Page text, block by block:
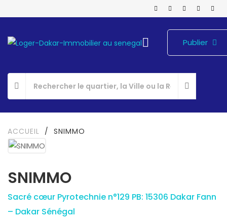
Publier
ACCUEIL / SNIMMO
SNIMMO
Sacré cœur Pyrotechnie n°129 PB: 15306 Dakar Fann
– Dakar Sénégal